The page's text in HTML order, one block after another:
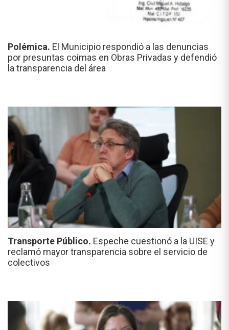
Polémica. El Municipio respondió a las denuncias
por presuntas coimas en Obras Privadas y defendió
la transparencia del área
Transporte Público. Espeche cuestionó a la UISE y
reclamó mayor transparencia sobre el servicio de
colectivos